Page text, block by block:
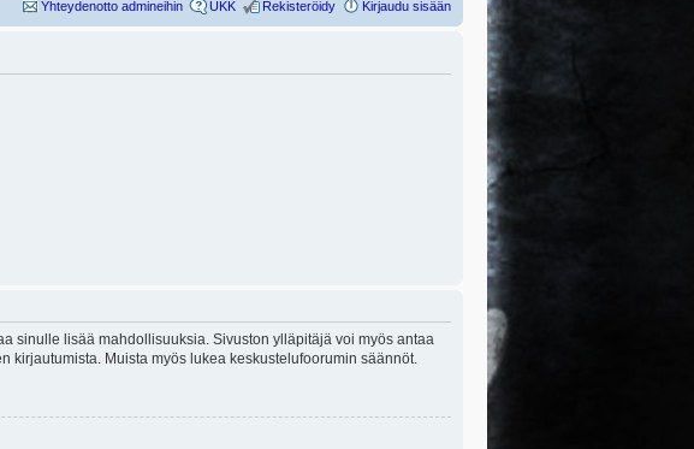
Yhteydenotto admineihin UKK Rekisteröidy Kirjaudu sisään
sinulle lisää mahdollisuuksia. Sivuston ylläpitäjä voi myös antaa
Muista myös lukea keskustelufoorumin säännöt.